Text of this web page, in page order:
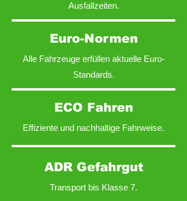
Ausfallzeiten.
Euro-Normen
Alle Fahrzeuge erfüllen aktuelle Euro-
Standards.
ECO Fahren
Effiziente und nachhaltige Fahrweise.
ADR Gefahrgut
Transport bis Klasse 7.